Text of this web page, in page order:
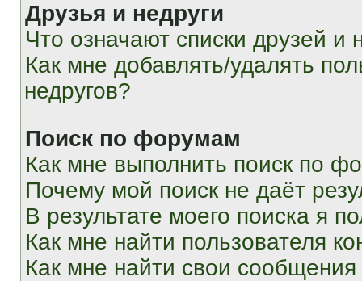
Друзья и недруги
Что означают списки друзей и
Как мне добавлять/удалять
недругов?
Поиск по форумам
Как мне выполнить поиск по
Почему мой поиск не даёт
В результате моего поиска я
Как мне найти пользователя
Как мне найти свои